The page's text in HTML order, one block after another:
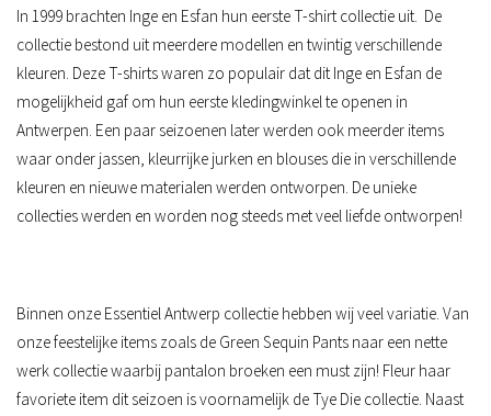
In 1999 brachten Inge en Esfan hun eerste T-shirt collectie uit. De
collectie bestond uit meerdere modellen en twintig verschillende
kleuren. Deze T-shirts waren zo populair dat dit Inge en Esfan de
mogelijkheid gaf om hun eerste kledingwinkel te openen in
Antwerpen. Een paar seizoenen later werden ook meerder items
waar onder jassen, kleurrijke jurken en blouses die in verschillende
kleuren en nieuwe materialen werden ontworpen. De unieke
collecties werden en worden nog steeds met veel liefde ontworpen!
Binnen onze Essentiel Antwerp collectie hebben wij veel variatie. Van
onze feestelijke items zoals de Green Sequin Pants naar een nette
werk collectie waarbij pantalon broeken een must zijn! Fleur haar
favoriete item dit seizoen is voornamelijk de Tye Die collectie. Naast